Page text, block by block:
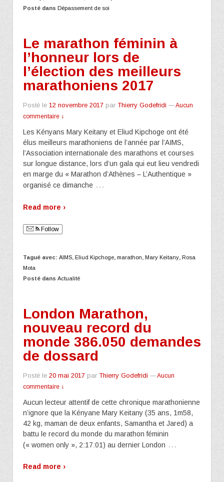
Posté dans Dépassement de soi
Le marathon féminin à
l’honneur lors de
l’élection des meilleurs
marathoniens 2017
Posté le 12 novembre 2017 par Thierry Godefridi —Aucun
commentaire ↓
Les Kényans Mary Keitany et Eliud Kipchoge ont été
élus meilleurs marathoniens de l’année par l’AIMS,
l’Association internationale des marathons et courses
sur longue distance, lors d’un gala qui eut lieu vendredi
en marge du « Marathon d’Athènes – L’Authentique »
organisé ce dimanche …
Read more ›
Follow
Tagué avec: AIMS Eliud Kipchoge marathon Mary Keitany Rosa
Mota
Posté dans Actualité
London Marathon,
nouveau record du
monde 386.050 demandes
de dossard
Posté le 20 mai 2017 par Thierry Godefridi —Aucun
commentaire ↓
Aucun lecteur attentif de cette chronique marathonienne
n’ignore que la Kényane Mary Keitany (35 ans, 1m58,
42 kg, maman de deux enfants, Samantha et Jared) a
battu le record du monde du marathon féminin
(« women only », 2:17:01) au dernier London …
Read more ›